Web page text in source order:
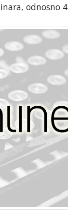
odnosno